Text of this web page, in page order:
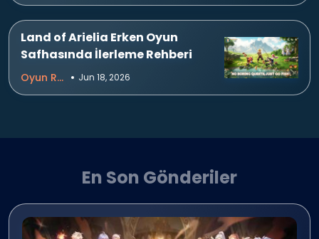
Land of Arielia Erken Oyun
Safhasında İlerleme Rehberi
Oyun Rehberleri Jun 18, 2026
En Son Gönderiler